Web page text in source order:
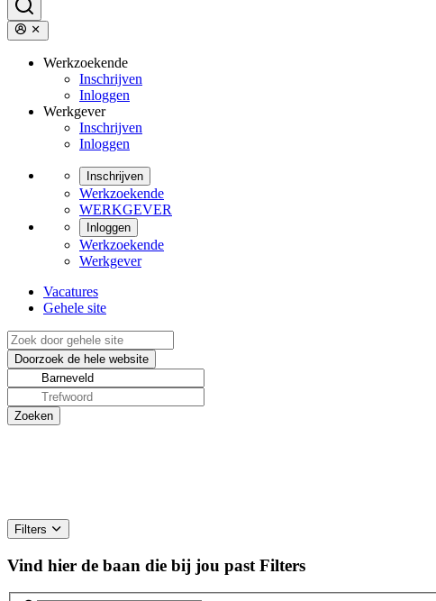
Werkzoekende
Inschrijven
Inloggen
Werkgever
Inschrijven
Inloggen
Inschrijven
Werkzoekende
WERKGEVER
Inloggen
Werkzoekende
Werkgever
Vacatures
Gehele site
Filters
Vind hier de baan die bij jou past Filters